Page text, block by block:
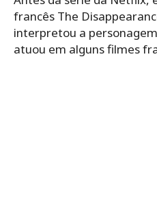
francês The
interpretou a
atuou em alguns filmes